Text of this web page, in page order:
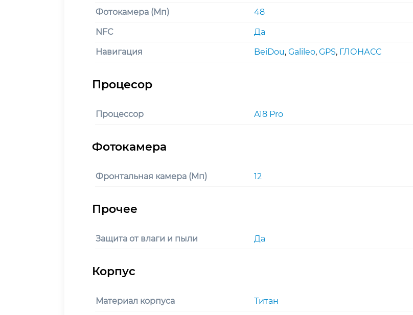
Фотокамера (Мп) 48
NFC Да
Навигация BeiDou, Galileo, GPS, ГЛОНАСС
Процессор A18 Pro
Фронтальная камера (Мп) 12
Защита от влаги и пыли Да
Материал корпуса Титан